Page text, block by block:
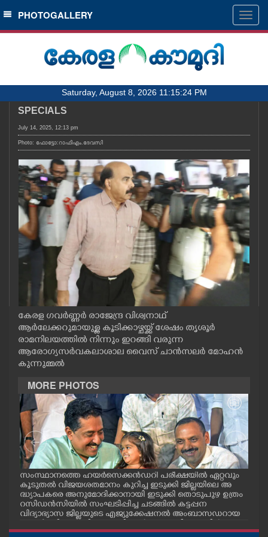
SECTIONS
HOME
NOTIFIED NEWS
KERALA
LOCAL
OBITUARY
NEWS 360
CASE DIARY
CINEMA
OPINION
PHOTOS
LIFESTYLE
SPIRITUAL
INFO+
PHOTOGALLERY
Saturday, August 8, 2026 11:15:24 PM
SPECIALS
July 14, 2025, 12:13 pm
Photo: ഫോട്ടോ:റാഫിഎം.ദേവസി
കേരള ഗവർണ്ണർ രാജേന്ദ്ര വിശ്വനാഥ്
ആർലേക്കറുമായുള്ള കൂടിക്കാഴ്ചയ്ക്ക് ശേഷം തൃശൂർ
രാമനിലയത്തിൽ നിന്നും ഇറങ്ങി വരുന്ന
ആരോഗ്യസർവകലാശാല വൈസ് ചാൻസലർ മോഹൻ
കുന്നുമ്മൽ
MORE PHOTOS
സംസ്ഥാനത്തെ ഹയർസെക്കൻഡറി പരീക്ഷയിൽ ഏറ്റവും
കൂടുതൽ വിജയശതമാനം കുറിച്ച ഇടുക്കി ജില്ലയിലെ അ
ദ്ധ്യാപകരെ അനുമോദിക്കാനായി ഇടുക്കി തൊടുപുഴ ഉത്രം
റസിഡൻസിയിൽ സംഘടിപ്പിച്ച ചടങ്ങിൽ കട്ടപ്പന
വിദ്യാഭ്യാസ ജില്ലയുടെ എജ്യുക്കേഷനൽ അംബാസഡറായ
കുര്യാക്കോസ് എം.പിയും അഭിനന്ദിച്ചപ്പോൾ. ശാരീരിക പ